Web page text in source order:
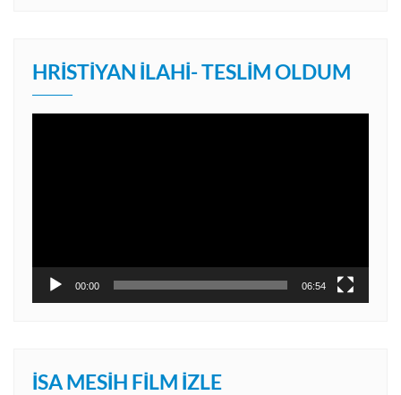
HRISTIYAN İLAHI- TESLIM OLDUM
00:00 06:54
İSA MESIH FILM İZLE